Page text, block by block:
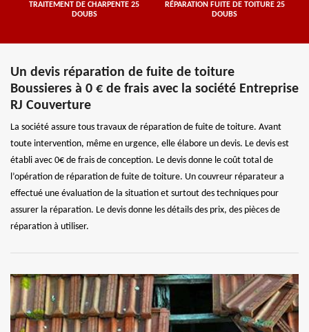
TRAITEMENT DE CHARPENTE 25
DOUBS
RÉPARATION FUITE DE TOITURE 25
DOUBS
Un devis réparation de fuite de toiture
Boussieres à 0 € de frais avec la société Entreprise
RJ Couverture
La société assure tous travaux de réparation de fuite de toiture. Avant
toute intervention, même en urgence, elle élabore un devis. Le devis est
établi avec 0€ de frais de conception. Le devis donne le coût total de
l’opération de réparation de fuite de toiture. Un couvreur réparateur a
effectué une évaluation de la situation et surtout des techniques pour
assurer la réparation. Le devis donne les détails des prix, des pièces de
réparation à utiliser.